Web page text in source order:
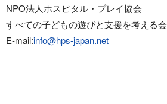
NPO法人ホスピタル・プレイ協会
すべての子どもの遊びと支援を考える会
E-mail:info@hps-japan.net